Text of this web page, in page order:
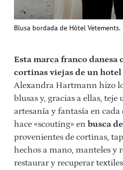
Blusa bordada de Hôtel Vetements.
Esta marca franco danesa
cortinas viejas de un hotel
Alexandra Hartmann hizo
blusas y, gracias a ellas, teje
artesanía y fantasía en
hace «scouting» en busca
provenientes de cortinas,
hechos a mano, manteles y
restaurar y recuperar